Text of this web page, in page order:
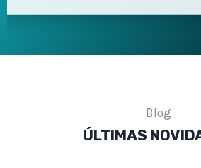
Blog
ÚLTIMAS